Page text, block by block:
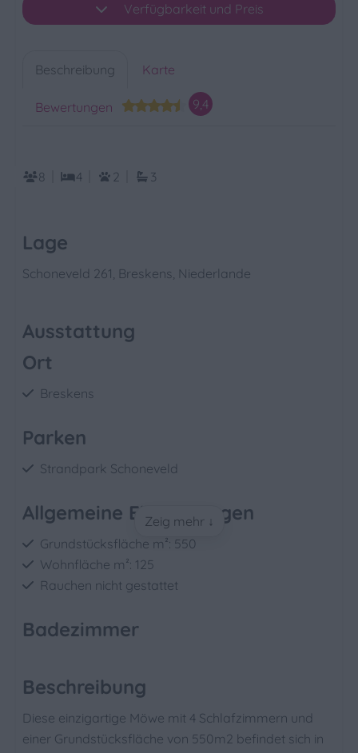
Verfügbarkeit und Preis
Beschreibung Karte
Bewertungen 9,4
8 4 2 3
Lage
Schoneveld 261, Breskens, Niederlande
Ausstattung
Ort
Breskens
Parken
Strandpark Schoneveld
Allgemeine Einrichtungen
Grundstücksfläche m²: 550
Wohnfläche m²: 125
Rauchen nicht gestattet
Badezimmer
Toilette
Schlafzimmer
Zeig mehr ↓
Beschreibung
Diese einzigartige Möwe mit 4 Schlafzimmern und
einer Grundstücksfläche von 550m2 befindet sich in